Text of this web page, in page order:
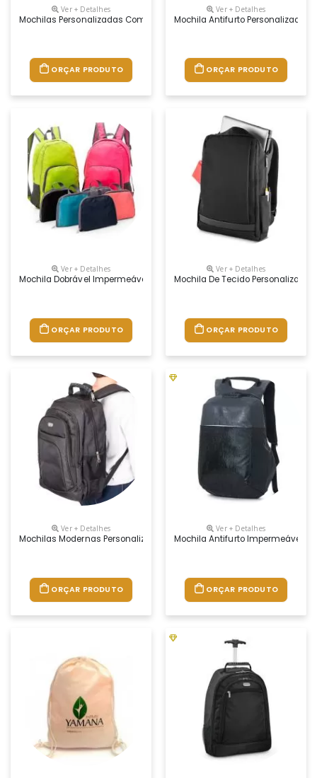
Ver + Detalhes
Mochilas Personalizadas Com Logo, Material Nylon, Medidas 43 X 35 X
ORÇAR PRODUTO
Ver + Detalhes
Mochila Antifurto Personalizada
ORÇAR PRODUTO
Ver + Detalhes
Mochila Dobrável Impermeável Personalizada, Medidas 44 X 31,5 X 18
ORÇAR PRODUTO
Ver + Detalhes
Mochila De Tecido
ORÇAR PRODUTO
Ver + Detalhes
Mochilas Modernas Personalizadas, Medidas 49 X 39 X 19 Cm, Material
ORÇAR PRODUTO
Ver + Detalhes
Mochila Antifurto Impermeável
ORÇAR PRODUTO